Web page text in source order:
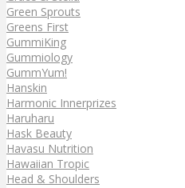
Green Sprouts
Greens First
GummiKing
Gummiology
GummYum!
Hanskin
Harmonic Innerprizes
Haruharu
Hask Beauty
Havasu Nutrition
Hawaiian Tropic
Head & Shoulders